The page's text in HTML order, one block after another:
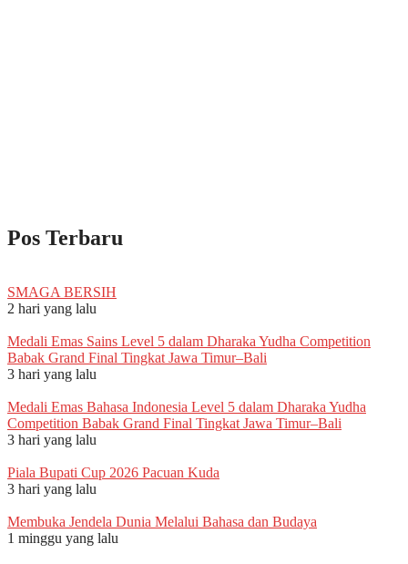
Pos Terbaru
SMAGA BERSIH
2 hari yang lalu
Medali Emas Sains Level 5 dalam Dharaka Yudha Competition
Babak Grand Final Tingkat Jawa Timur–Bali
3 hari yang lalu
Medali Emas Bahasa Indonesia Level 5 dalam Dharaka Yudha
Competition Babak Grand Final Tingkat Jawa Timur–Bali
3 hari yang lalu
Piala Bupati Cup 2026 Pacuan Kuda
3 hari yang lalu
Membuka Jendela Dunia Melalui Bahasa dan Budaya
1 minggu yang lalu